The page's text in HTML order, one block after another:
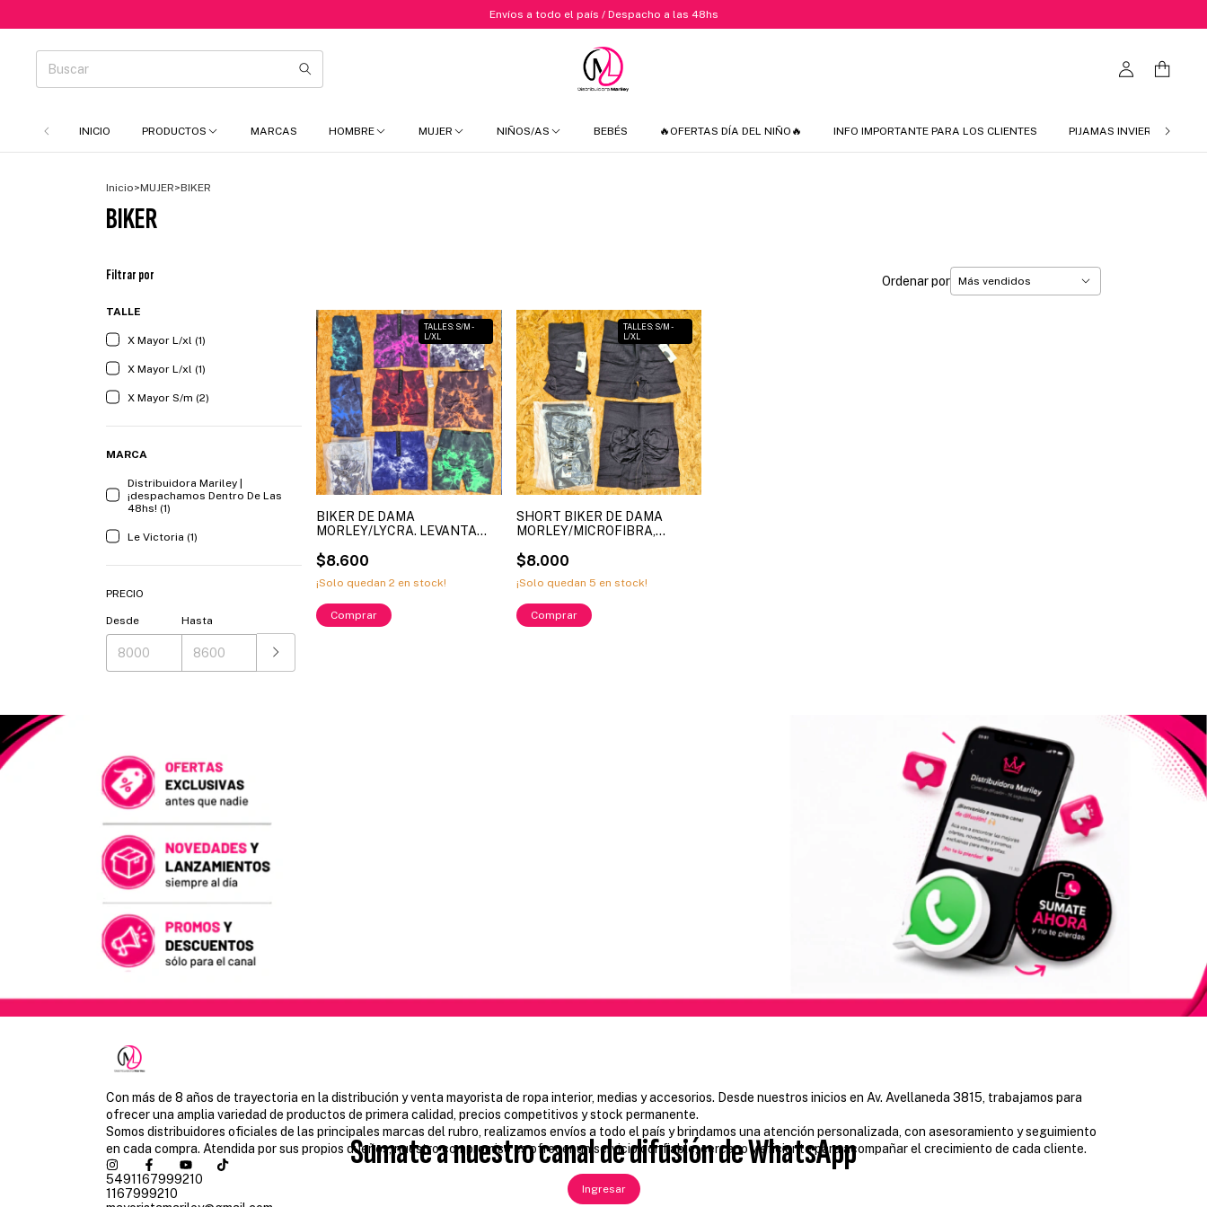
Envíos a todo el país / Despacho a las 48hs
INICIO PRODUCTOS MARCAS HOMBRE MUJER NIÑOS/AS BEBÉS 🔥OFERTAS DÍA DEL NIÑO🔥 INFO IMPORTANTE PARA LOS CLIENTES PIJAMAS INVIERNO 2026
Inicio>MUJER>BIKER
BIKER
Filtrar por
TALLE
X Mayor L/xl (1)
X Mayor L/xl (1)
X Mayor S/m (2)
MARCA
Distribuidora Mariley |
¡despachamos Dentro De Las
48hs! (1)
Le Victoria (1)
PRECIO
Desde Hasta
Ordenar por
TALLES: S/M -
L/XL
BIKER DE DAMA
MORLEY/LYCRA. LEVANTA
BROCHE. COLORES
DLIRIO. ART. N103 TALLES
SURTIDOS S/M - L/XL (X
MAYOR)
$8.600
¡Solo quedan2 en stock!
Comprar
TALLES: S/M -
L/XL
SHORT BIKER DE DAMA
MORLEY/MICROFIBRA,
FAJA, COLOR NEGRO. LÍNEA
TALLES SURTIDOS S/M - L/XL
(X MAYOR)
$8.000
¡Solo quedan 5 en stock!
Comprar
Sumate a nuestro canal de difusión de WhatsApp
Ingresar
Con más de 8 años de trayectoria en la distribución y venta mayorista de ropa interior, medias y accesorios. Desde nuestros inicios en Av. Avellaneda 3815, trabajamos para
ofrecer una amplia variedad de productos de primera calidad, precios competitivos y stock permanente.
Somos distribuidores oficiales de las principales marcas del rubro, realizamos envíos a todo el país y brindamos una atención personalizada, con asesoramiento y seguimiento
en cada compra. Atendida por sus propios dueños, nuestro compromiso es ofrecer un servicio confiable, cercano y eficiente para acompañar el crecimiento de cada cliente.
5491167999210
1167999210